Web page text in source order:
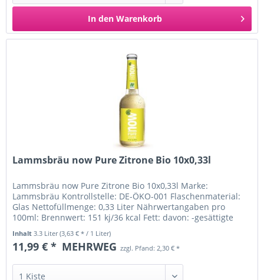
In den Warenkorb
Lammsbräu now Pure Zitrone Bio 10x0,33l
Lammsbräu now Pure Zitrone Bio 10x0,33l Marke:
Lammsbräu Kontrollstelle: DE-ÖKO-001 Flaschenmaterial:
Glas Nettofüllmenge: 0,33 Liter Nährwertangaben pro
100ml: Brennwert: 151 kj/36 kcal Fett: davon: -gesättigte
Inhalt 3.3 Liter(3,63 € * / 1 Liter)
11,99 € * MEHRWEG zzgl. Pfand: 2,30 € *